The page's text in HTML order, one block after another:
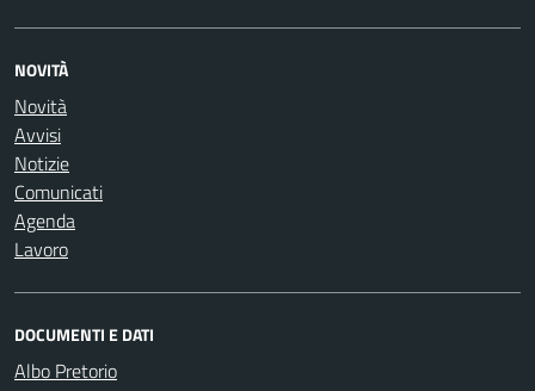
NOVITÀ
Novità
Avvisi
Notizie
Comunicati
Agenda
Lavoro
DOCUMENTI E DATI
Albo Pretorio